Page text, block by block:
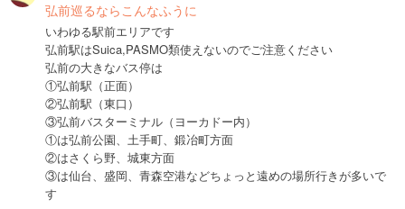
弘前巡るならこんなふうに
いわゆる駅前エリアです
弘前駅はSuica,PASMO類使えないのでご注意ください
弘前の大きなバス停は
①弘前駅（正面）
②弘前駅（東口）
③弘前バスターミナル（ヨーカドー内）
①は弘前公園、土手町、鍛冶町方面
②はさくら野、城東方面
③は仙台、盛岡、青森空港などちょっと遠めの場所行きが多いで
す